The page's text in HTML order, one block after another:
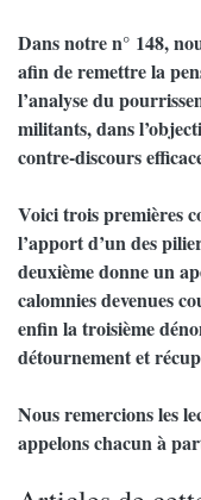
Dans notre n° 148,
afin de remettre la
l’analyse du
militants, dans
contre-discours
Voici trois premières
l’apport d’un des
deuxième donne un
calomnies devenues
enfin la troisième
détournement et
Nous remercions les
appelons chacun à